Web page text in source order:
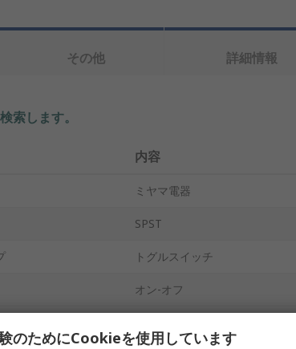
その他 詳細情報
索します。
内容
ミヤマ電器
SPST
トグルスイッチ
オン-オフ
のためにCookieを使用しています